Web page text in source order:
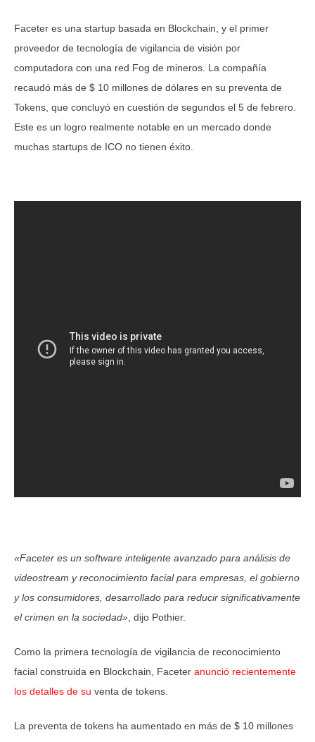
Faceter es una startup basada en Blockchain, y el primer
proveedor de tecnología de vigilancia de visión por
computadora con una red Fog de mineros. La compañía
recaudó más de $ 10 millones de dólares en su preventa de
Tokens, que concluyó en cuestión de segundos el 5 de febrero.
Este es un logro realmente notable en un mercado donde
muchas startups de ICO no tienen éxito.
«Faceter es un software inteligente avanzado para análisis de
videostream y reconocimiento facial para empresas, el gobierno
y los consumidores, desarrollado para reducir significativamente
el crimen en la sociedad» , dijo Pothier.
Como la primera tecnología de vigilancia de reconocimiento
facial construida en Blockchain, Faceter anunció recientemente
los detalles de su venta de tokens.
La preventa de tokens ha aumentado en más de $ 10 millones